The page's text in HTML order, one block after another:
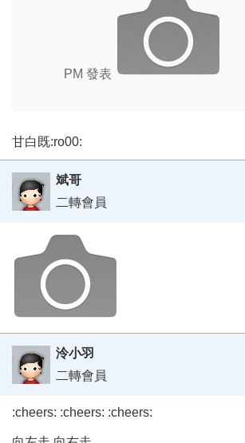
PM 發表
甘白既:ro00:
斌哥
二轉會員
泠小羽
二轉會員
:cheers: :cheers: :cheers: